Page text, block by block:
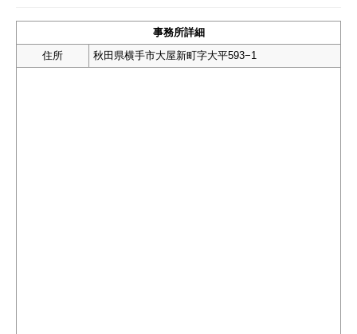
事務所詳細
住所
秋田県横手市大屋新町字大平593−1